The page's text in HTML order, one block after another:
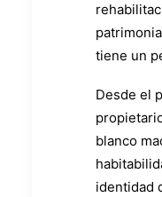
tiene un
Desde el
blanco
identidad